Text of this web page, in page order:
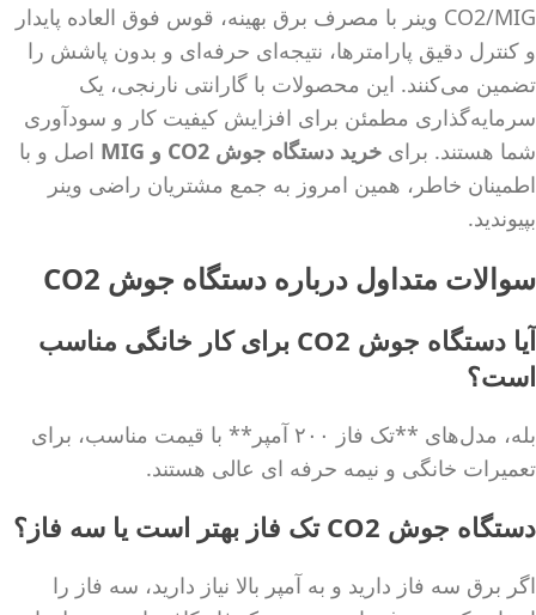
CO2/MIG وینر با مصرف برق بهینه، قوس فوق العاده پایدار
و کنترل دقیق پارامترها، نتیجه‌ای حرفه‌ای و بدون پاشش را
تضمین می‌کنند. این محصولات با گارانتی نارنجی، یک
سرمایه‌گذاری مطمئن برای افزایش کیفیت کار و سودآوری
شما هستند. برای خرید دستگاه جوش CO2 و MIG اصل و با
اطمینان خاطر، همین امروز به جمع مشتریان راضی وینر
بپیوندید.
سوالات متداول درباره دستگاه جوش CO2
آیا دستگاه جوش CO2 برای کار خانگی مناسب
است؟
بله، مدل‌های **تک فاز ۲۰۰ آمپر** با قیمت مناسب، برای
تعمیرات خانگی و نیمه حرفه ای عالی هستند.
دستگاه جوش CO2 تک فاز بهتر است یا سه فاز؟
اگر برق سه فاز دارید و به آمپر بالا نیاز دارید، سه فاز را